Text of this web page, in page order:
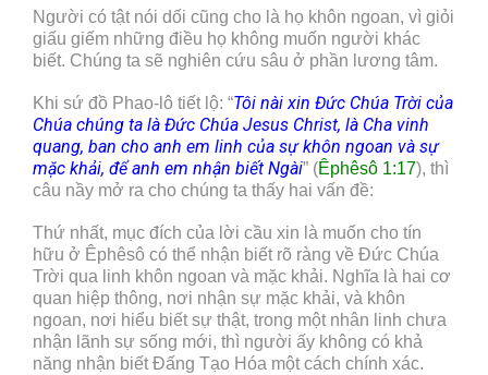
Người có tật nói dối cũng cho là họ khôn ngoan, vì giỏi
giấu giếm những điều họ không muốn người khác
biết. Chúng ta sẽ nghiên cứu sâu ở phần lương tâm.
Khi sứ đồ Phao-lô tiết lộ: “Tôi nài xin Đức Chúa Trời của
Chúa chúng ta là Đức Chúa Jesus Christ, là Cha vinh
quang, ban cho anh em linh của sự khôn ngoan và sự
mặc khải, để anh em nhận biết Ngài” (Êphêsô 1:17), thì
câu nầy mở ra cho chúng ta thấy hai vấn đề:
Thứ nhất, mục đích của lời cầu xin là muốn cho tín
hữu ở Êphêsô có thể nhận biết rõ ràng về Đức Chúa
Trời qua linh khôn ngoan và mặc khải. Nghĩa là hai cơ
quan hiệp thông, nơi nhận sự mặc khải, và khôn
ngoan, nơi hiểu biết sự thật, trong một nhân linh chưa
nhận lãnh sự sống mới, thì người ấy không có khả
năng nhận biết Đấng Tạo Hóa một cách chính xác.